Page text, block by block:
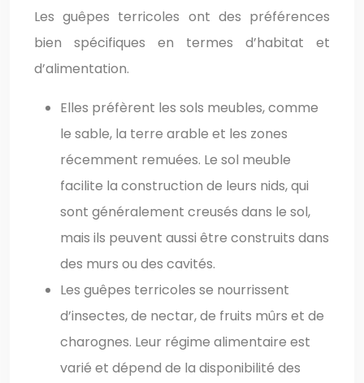
Les guêpes terricoles ont des préférences
bien spécifiques en termes d’habitat et
d’alimentation.
Elles préfèrent les sols meubles, comme
le sable, la terre arable et les zones
récemment remuées. Le sol meuble
facilite la construction de leurs nids, qui
sont généralement creusés dans le sol,
mais ils peuvent aussi être construits dans
des murs ou des cavités.
Les guêpes terricoles se nourrissent
d’insectes, de nectar, de fruits mûrs et de
charognes. Leur régime alimentaire est
varié et dépend de la disponibilité des